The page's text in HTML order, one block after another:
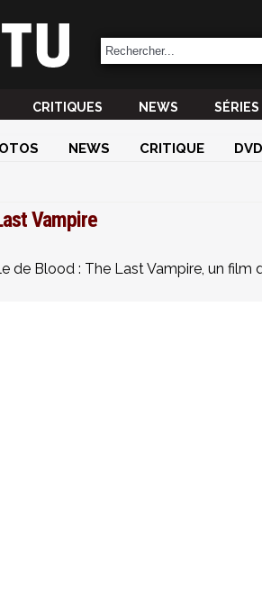
CRITIQUES NEWS
NEWS CRITIQUE
Vampire
de Blood : The Last Vampire, un film